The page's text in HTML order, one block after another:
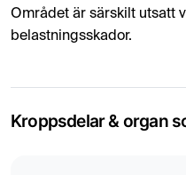
Området är särskilt utsatt
belastningsskador.
(profil). Undersökningen
Kroppsdelar & organ